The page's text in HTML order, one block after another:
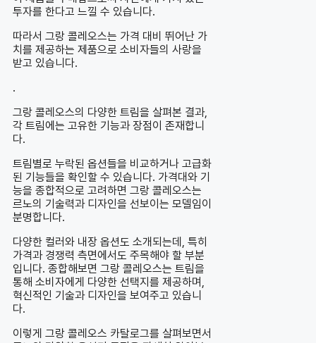
투자를 한다고 느낄 수 있습니다.
따라서 그랑 콜레오스는 가격 대비 뛰어난 가
치를 제공하는 제품으로 소비자들의 사랑을
받고 있습니다.
.
그랑 콜레오스의 다양한 트림을 살펴본 결과,
각 트림에는 고유한 기능과 장점이 존재합니
다.
트림별로 누락된 옵션들을 비교하거나 고급화
된 기능들을 확인할 수 있습니다. 가격대와 기
능을 종합적으로 고려하면 그랑 콜레오스는
르노의 기술력과 디자인을 선보이는 모델임이
분명합니다.
다양한 컬러와 내장 옵션도 소개되는데, 특히
가격과 경쟁력 측면에서도 주목해야 할 부분
입니다. 종합해보면 그랑 콜레오스는 트림을
통해 소비자에게 다양한 선택지를 제공하며,
혁신적인 기술과 디자인을 보여주고 있습니
다.
이렇게 그랑 콜레오스 카탈로그를 살펴보면서